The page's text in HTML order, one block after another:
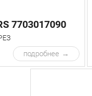
7703017090
подробнее